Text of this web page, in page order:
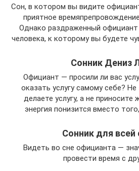
Сон, в котором вы видите
приятное
Однако раздраженный
человека, к которому вы будете
Сонник Дениз
Официант — просили ли вас
оказать услугу самому себе?
делаете услугу, а не приносите
энергия понизится вместо
Сонник для всей
Видеть во сне официанта —
провести время с